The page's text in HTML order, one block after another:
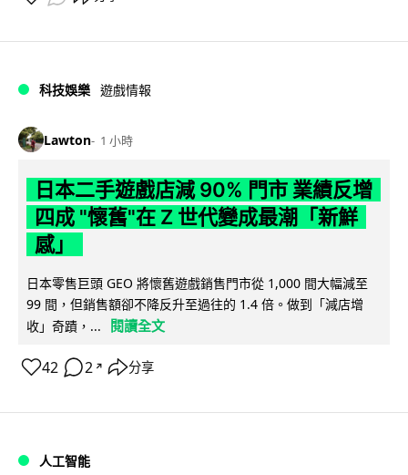
科技娛樂 遊戲情報
Lawton 1 小時
日本二手遊戲店減 90% 門市 業績反增
四成 "懷舊"在 Z 世代變成最潮「新鮮
感」
日本零售巨頭 GEO 將懷舊遊戲銷售門市從 1,000 間大幅減至
99 間，但銷售額卻不降反升至過往的 1.4 倍。做到「減店增
收」奇蹟，...
閱讀全文
42 2 ↗ 分享
人工智能